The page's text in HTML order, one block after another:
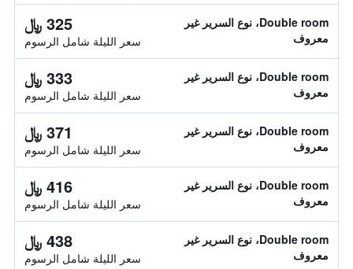
Double room، نوع السرير غير
معروف
325 ﷼
سعر الليلة شامل الرسوم
Double room، نوع السرير غير
معروف
333 ﷼
سعر الليلة شامل الرسوم
Double room، نوع السرير غير
معروف
371 ﷼
سعر الليلة شامل الرسوم
Double room، نوع السرير غير
معروف
416 ﷼
سعر الليلة شامل الرسوم
Double room، نوع السرير غير
معروف
438 ﷼
سعر الليلة شامل الرسوم